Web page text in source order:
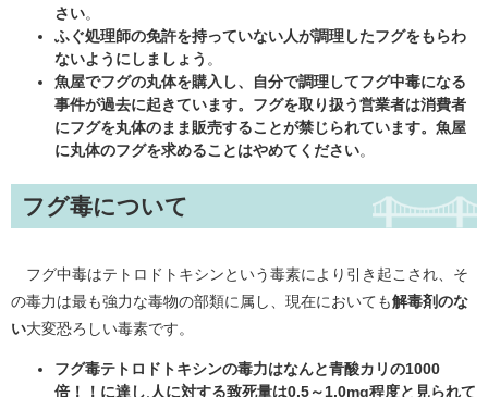
さい。
ふぐ処理師の免許を持っていない人が調理したフグをもらわ
ないようにしましょう 。
魚屋でフグの丸体を購入し、自分で調理してフグ中毒になる
事件が過去に起きています。フグを取り扱う営業者は消費者
にフグを丸体のまま販売することが禁じられています。魚屋
に丸体のフグを求めることはやめてください。
フグ毒について
フグ中毒はテトロドトキシンという毒素により引き起こされ、そ
の毒力は最も強力な毒物の部類に属し、現在においても解毒剤のな
い大変恐ろしい毒素です。
フグ毒テトロドトキシンの毒力はなんと青酸カリの1000
倍！！に達し 人に対する致死量は0.5～1.0mg程度と見られて